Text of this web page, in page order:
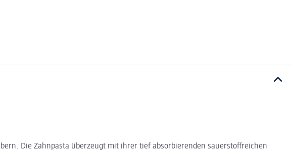
Die Zahnpasta überzeugt mit ihrer tief absorbierenden sauerstoffreichen